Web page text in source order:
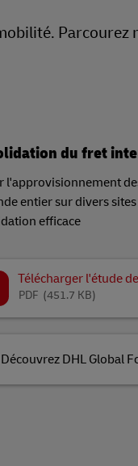
Parcourez
du fret
l'approvisionnement
entier sur divers
efficace
Télécharger l'étude
(451.7 KB)
PDF
Découvrez DHL Global